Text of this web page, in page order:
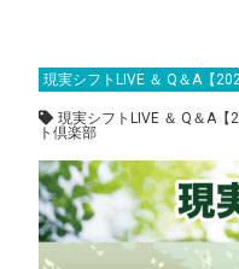
現実シフトLIVE ＆ Q＆A【
現実シフトLIVE ＆ Q＆A【
ト倶楽部